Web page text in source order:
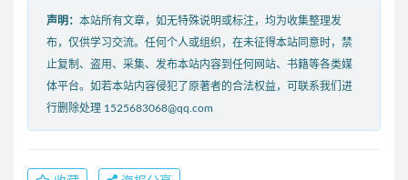
声明： 本站所有文章，如无特殊说明或标注，均为收集整理发
布，仅供学习交流。任何个人或组织，在未征得本站同意时，禁
止复制、盗用、采集、发布本站内容到任何网站、书籍等各类媒
体平台。如若本站内容侵犯了原著者的合法权益，可联系我们进
行删除处理 1525683068@qq.com